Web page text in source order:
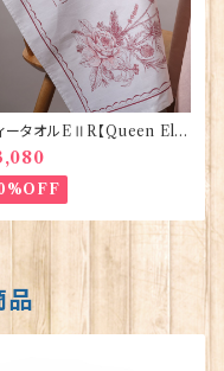
ータオルEⅡR【Queen Eliz
Commemorative】V
Eggs 50128
品